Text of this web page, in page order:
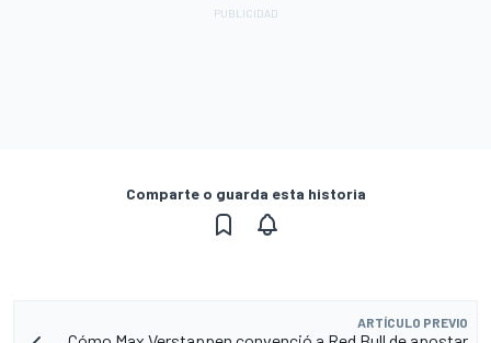
Comparte o guarda esta historia
ARTÍCULO PREVIO